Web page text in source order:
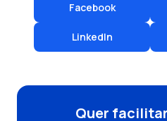
Facebook
LinkedIn
Quer